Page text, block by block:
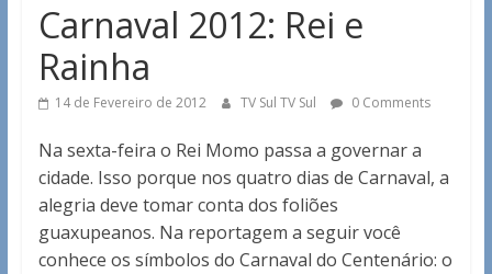
Guaxupé
região.
Carnaval 2012: Rei e
Rainha
14 de Fevereiro de 2012 TV Sul TV Sul 0 Comments
Na sexta-feira o Rei Momo passa a governar a
cidade. Isso porque nos quatro dias de Carnaval, a
alegria deve tomar conta dos foliões
guaxupeanos. Na reportagem a seguir você
conhece os símbolos do Carnaval do Centenário: o